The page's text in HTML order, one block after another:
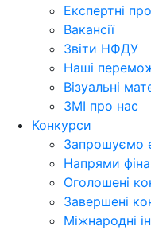
Експертні
Вакансії
Звіти НФДУ
Наші
Візуальні
ЗМІ про нас
Конкурси
Запрошуємо
Напрями
Оголошені
Завершені
Міжнародні